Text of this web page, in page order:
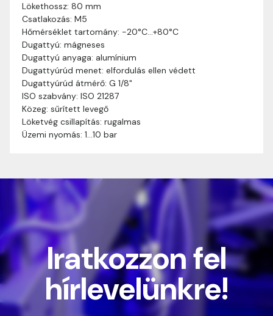
Lökethossz: 80 mm
Csatlakozás: M5
Hőmérséklet tartomány: -20°C…+80°C
Dugattyú: mágneses
Dugattyú anyaga: alumínium
Dugattyúrúd menet: elfordulás ellen védett
Dugattyúrúd átmérő: G 1/8"
ISO szabvány: ISO 21287
Közeg: sűrített levegő
Löketvég csillapítás: rugalmas
Üzemi nyomás: 1…10 bar
Szállítási idő:
munkanapon belül kézbesítjük. Amennyiben
valamilyen okból kifolyólag a szállítás hosszabb
ideig tart, előre értesítünk benneteket.
Szállítási díj: A szállítási díj függ a termék súlyától
és a szállítási cím távolságától. A pontos szállítási
díjat a vásárlás folyamata során megtekinthetitek,
mielőtt a rendelést véglegesítitek.
Iratkozzon fel
hírlevelünkre!